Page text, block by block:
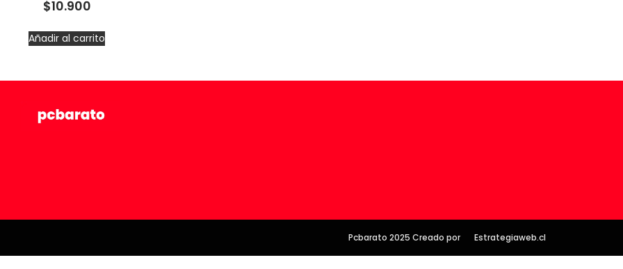
$10.900
Añadir al carrito
Pcbarato 2025 Creado por Estrategiaweb.cl